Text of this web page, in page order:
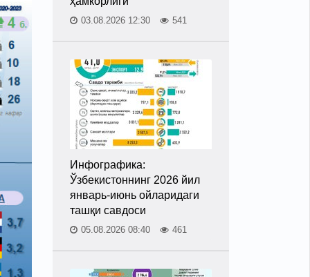
03.08.2026 12:30 541
Инфографика:
Ўзбекистоннинг 2026 йил
январь-июнь ойларидаги
ташқи савдоси
05.08.2026 08:40 461